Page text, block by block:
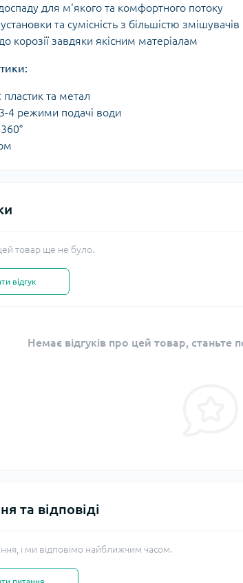
для м'якого та комфортного потоку
та сумісність з більшістю змішувачів
до корозії завдяки якісним матеріалам
пластик та метал
4 режими подачі води
товар ще не було.
відгук
Немає відгуків про цей товар, станьте
та відповіді
і ми відповімо найближчим часом.